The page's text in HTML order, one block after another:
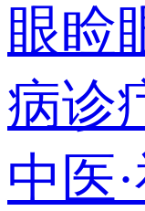
眼睑
病诊
中医